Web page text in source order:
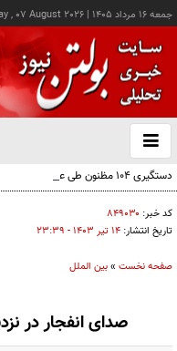
جمعه ۱۶ مرداد ۱۴۰۵ |
, 07 August 2026
باز
و
دستگیری ۱۰۴ مظنون طی عملیات‌هایی علیه داعش در ترکیه
کد خبر: ۸۴۹۰۳۰
تاریخ انتشار: ۱۴ تير ۱۴۰۳ - ۲۳:۳۹
صفحه نخست »بین الملل
صدای انفجار در